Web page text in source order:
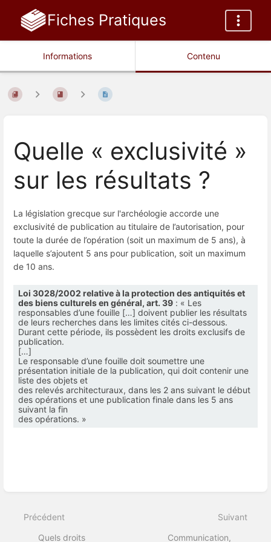
Fiches Pratiques
Informations Contenu
Quelle « exclusivité »
sur les résultats ?
La législation grecque sur l'archéologie accorde une
exclusivité de publication au titulaire de l’autorisation, pour
toute la durée de l’opération (soit un maximum de 5 ans), à
laquelle s’ajoutent 5 ans pour publication, soit un maximum
de 10 ans.
Loi 3028/2002 relative à la protection des antiquités et
des biens culturels en général, art. 39 : « Les
responsables d’une fouille […] doivent publier les résultats
de leurs recherches dans les limites cités ci-dessous.
Durant cette période, ils possèdent les droits exclusifs de
publication.
[…]
Le responsable d’une fouille doit soumettre une
présentation initiale de la publication, qui doit contenir une
liste des objets et
des relevés architecturaux, dans les 2 ans suivant le début
des opérations et une publication finale dans les 5 ans
suivant la fin
des opérations. »
mode
sélection
de
section
Précédent
Quels droits
Suivant
Communication,